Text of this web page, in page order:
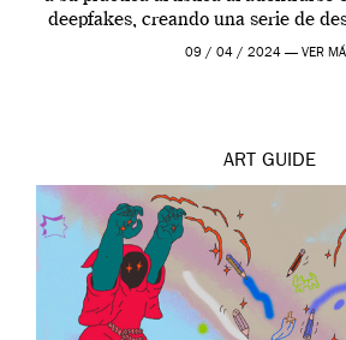
deepfakes, creando una serie de
por […]
09 / 04 / 2024 — VER
ART GUIDE